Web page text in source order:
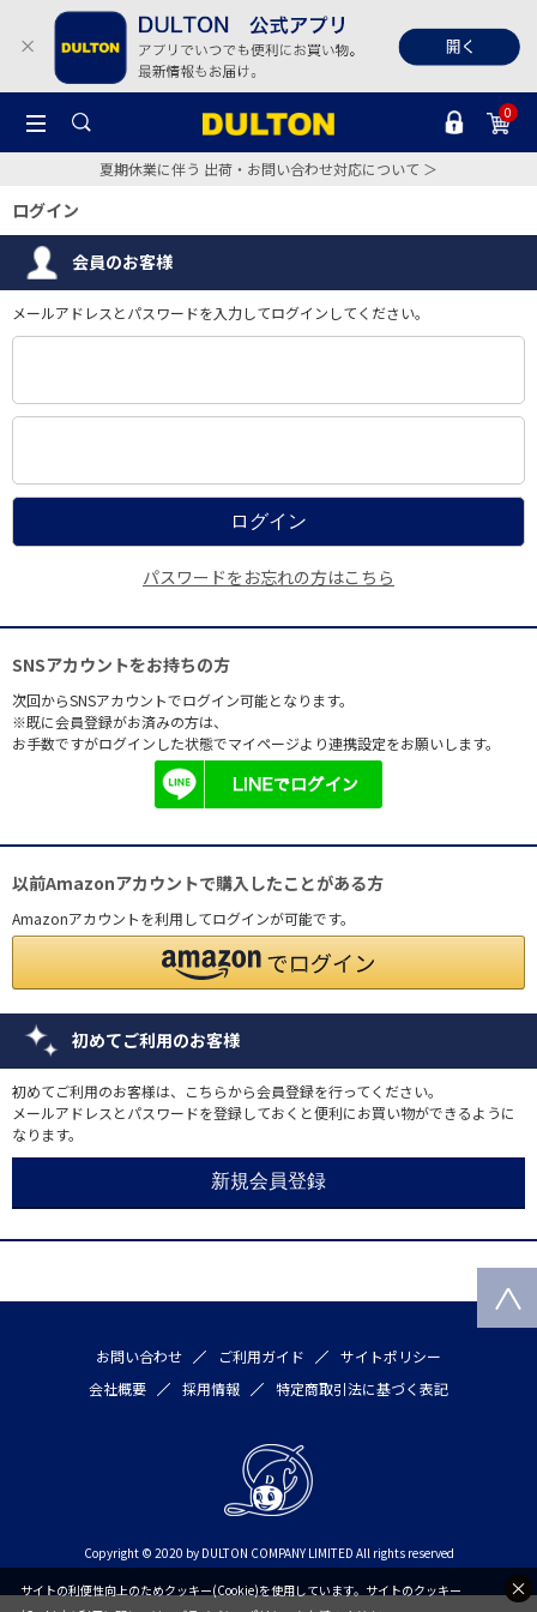
0
夏期休業に伴う 出荷・お問い合わせ対応について ＞
ログイン
会員のお客様
メールアドレスとパスワードを入力してログインしてください。
パスワードをお忘れの方はこちら
SNSアカウントをお持ちの方
次回からSNSアカウントでログイン可能となります。
※既に会員登録がお済みの方は、
お手数ですがログインした状態でマイページより連携設定をお願いします。
以前Amazonアカウントで購入したことがある方
Amazonアカウントを利用してログインが可能です。
初めてご利用のお客様
初めてご利用のお客様は、こちらから会員登録を行ってください。
メールアドレスとパスワードを登録しておくと便利にお買い物ができるように
なります。
お問い合わせ ご利用ガイド
サイトポリシー
会社概要
採用情報 特定商取引法に基づく表記
Copyright © 2020 by DULTON COMPANY LIMITED All rights reserved
サイトの利便性向上のためクッキー(Cookie)を使用しています。サイトのクッキー